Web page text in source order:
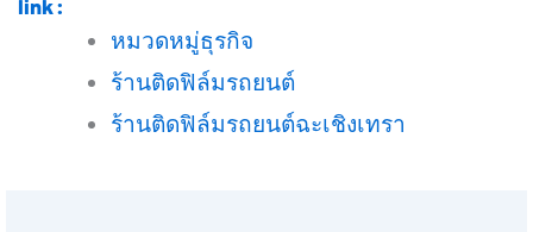
link :
หมวดหมู่ธุรกิจ
ร้านติดฟิล์มรถยนต์
ร้านติดฟิล์มรถยนต์ฉะเชิงเทรา